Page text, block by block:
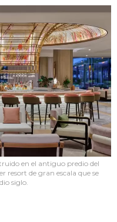
en el antiguo predio del
resort de gran escala que se
siglo.